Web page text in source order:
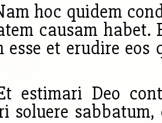
hoc quidem
causam habet.
esse et erudire
estimari Deo
soluere